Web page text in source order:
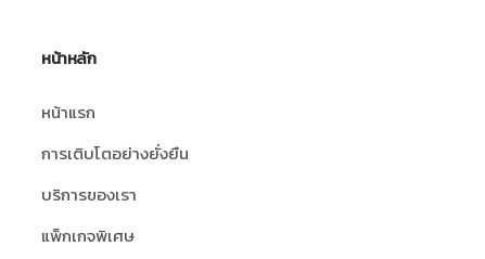
หน้าหลัก
หน้าแรก
การเติบโตอย่างยั่งยืน
บริการของเรา
แพ็กเกจพิเศษ